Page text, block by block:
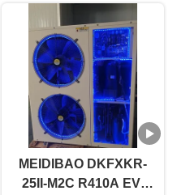
MEIDIBAO DKFXKR-
25II-M2C R410A EVI